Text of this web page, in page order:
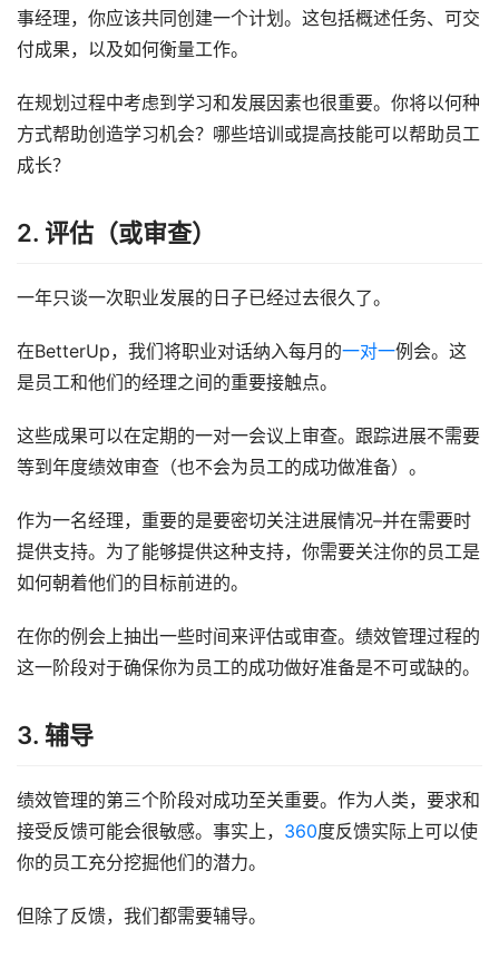
事经理，你应该共同创建一个计划。这包括概述任务、可交
付成果，以及如何衡量工作。
在规划过程中考虑到学习和发展因素也很重要。你将以何种
方式帮助创造学习机会？哪些培训或提高技能可以帮助员工
成长？
2. 评估（或审查）
一年只谈一次职业发展的日子已经过去很久了。
在BetterUp，我们将职业对话纳入每月的一对一例会。这
是员工和他们的经理之间的重要接触点。
这些成果可以在定期的一对一会议上审查。跟踪进展不需要
等到年度绩效审查（也不会为员工的成功做准备）。
作为一名经理，重要的是要密切关注进展情况–并在需要时
提供支持。为了能够提供这种支持，你需要关注你的员工是
如何朝着他们的目标前进的。
在你的例会上抽出一些时间来评估或审查。绩效管理过程的
这一阶段对于确保你为员工的成功做好准备是不可或缺的。
3. 辅导
绩效管理的第三个阶段对成功至关重要。作为人类，要求和
接受反馈可能会很敏感。事实上， 360度反馈实际上可以使
你的员工充分挖掘他们的潜力。
但除了反馈，我们都需要辅导。